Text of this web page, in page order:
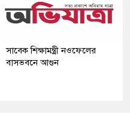
সাবেক শিক্ষামন্ত্রী নওফেলের
বাসভবনে আগুন